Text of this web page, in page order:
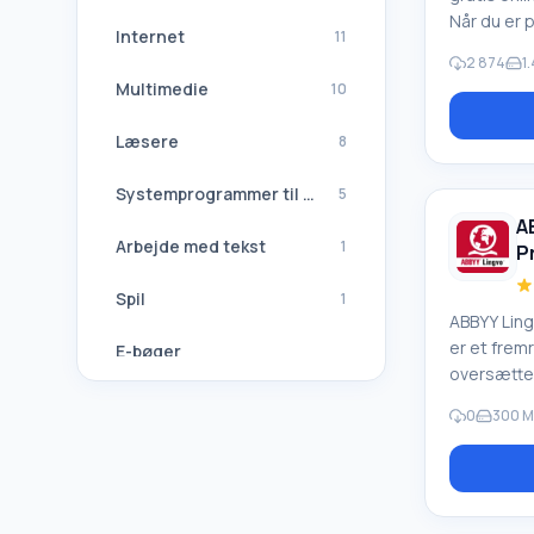
Internet 11
Multimedie 10
Læsere 8
Systemprogrammer til Windows 5
Arbejde med tekst 1
Spil 1
E-bøger
Når du er
(for
tekst hvor
den
ofte
og sprog,
ordbog til
2 874
ABBYY
er et
kan
eget valg.
ABBYY
0 300